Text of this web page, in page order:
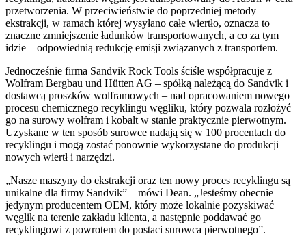
przetworzenia. W przeciwieństwie do poprzedniej metody
ekstrakcji, w ramach której wysyłano całe wiertło, oznacza to
znaczne zmniejszenie ładunków transportowanych, a co za tym
idzie – odpowiednią redukcję emisji związanych z transportem.
Jednocześnie firma Sandvik Rock Tools ściśle współpracuje z
Wolfram Bergbau und Hütten AG – spółką należącą do Sandvik i
dostawcą proszków wolframowych – nad opracowaniem nowego
procesu chemicznego recyklingu węgliku, który pozwala rozłożyć
go na surowy wolfram i kobalt w stanie praktycznie pierwotnym.
Uzyskane w ten sposób surowce nadają się w 100 procentach do
recyklingu i mogą zostać ponownie wykorzystane do produkcji
nowych wiertł i narzędzi.
„Nasze maszyny do ekstrakcji oraz ten nowy proces recyklingu są
unikalne dla firmy Sandvik” – mówi Dean. „Jesteśmy obecnie
jedynym producentem OEM, który może lokalnie pozyskiwać
węglik na terenie zakładu klienta, a następnie poddawać go
recyklingowi z powrotem do postaci surowca pierwotnego”.